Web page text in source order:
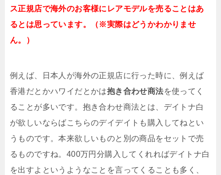
ス正規店で海外のお客様にレアモデルを売ることはあ
るとは思っています。（※実際はどうかわかりませ
ん。）
例えば、日本人が海外の正規店に行った時に、例えば
香港だとかハワイだとかは抱き合わせ商法を使ってく
ることが多いです。抱き合わせ商法とは、デイトナ白
が欲しいならばこちらのデイデイトも購入してねとい
うものです。本来欲しいものと別の商品をセットで売
るものですね。400万円分購入してくれればデイトナ白
を出すよというようなことを言ってくることも多く、